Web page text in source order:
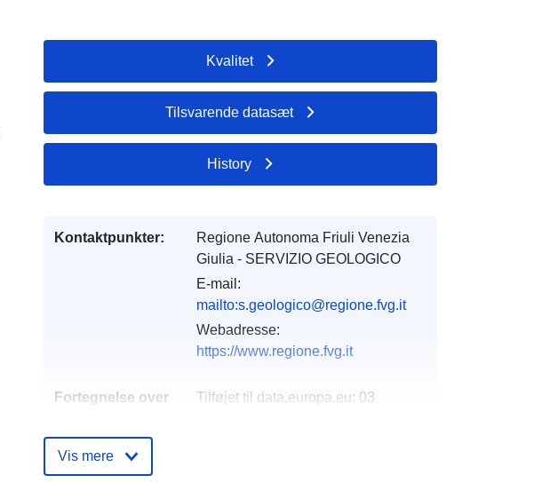
Kvalitet
Tilsvarende datasæt
History
Kontaktpunkter:
Regione Autonoma Friuli Venezia
Giulia - SERVIZIO GEOLOGICO
E-mail:
mailto:s.geologico@regione.fvg.it
Webadresse:
https://www.regione.fvg.it
Fortegnelse over
Tilføjet til data.europa.eu: 03
Vis mere